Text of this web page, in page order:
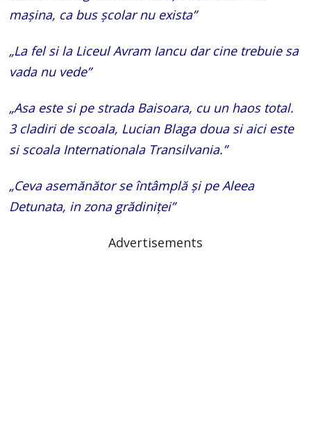
mașina, ca bus școlar nu exista”
„La fel si la Liceul Avram Iancu dar cine trebuie sa
vada nu vede”
„Asa este si pe strada Baisoara, cu un haos total.
3 cladiri de scoala, Lucian Blaga doua si aici este
si scoala Internationala Transilvania.”
„Ceva asemănător se întâmplă și pe Aleea
Detunata, in zona grădiniței”
Advertisements